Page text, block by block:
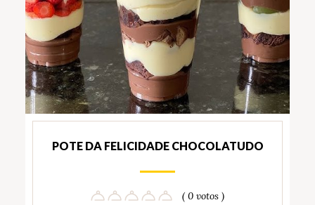
POTE DA FELICIDADE CHOCOLATUDO
( 0 votos )